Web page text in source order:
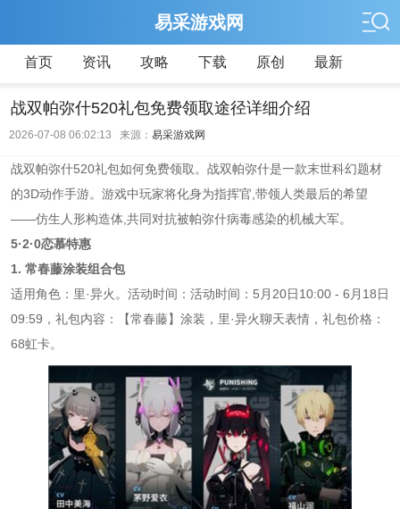
易采游戏网
首页 资讯 攻略 下载 原创 最新
战双帕弥什520礼包免费领取途径详细介绍
2026-07-08 06:02:13 来源： 易采游戏网
战双帕弥什520礼包如何免费领取。战双帕弥什是一款末世科幻题材
的3D动作手游。游戏中玩家将化身为指挥官,带领人类最后的希望
——仿生人形构造体,共同对抗被帕弥什病毒感染的机械大军。
5·2·0恋慕特惠
1. 常春藤涂装组合包
适用角色：里·异火。活动时间：活动时间：5月20日10:00 - 6月18日
09:59，礼包内容：【常春藤】涂装，里·异火聊天表情，礼包价格：
68虹卡。